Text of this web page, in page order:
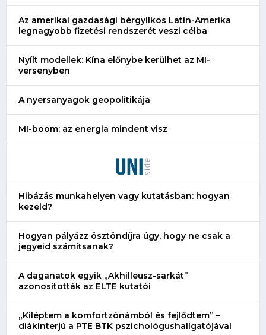
Az amerikai gazdasági bérgyilkos Latin-Amerika
legnagyobb fizetési rendszerét veszi célba
Nyílt modellek: Kína előnybe kerülhet az MI-
versenyben
A nyersanyagok geopolitikája
MI-boom: az energia mindent visz
Hibázás munkahelyen vagy kutatásban: hogyan
kezeld?
Hogyan pályázz ösztöndíjra úgy, hogy ne csak a
jegyeid számítsanak?
A daganatok egyik „Akhilleusz-sarkát”
azonosították az ELTE kutatói
„Kiléptem a komfortzónámból és fejlődtem” –
diákinterjú a PTE BTK pszichológushallgatójával